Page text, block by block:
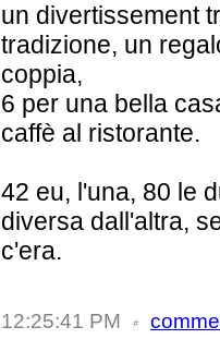
un divertissement
tradizione, un
coppia,
6 per una bella
caffè al ristorante.
42 eu, l'una, 80 le
diversa dall'altra,
c'era.
12:25:41 PM